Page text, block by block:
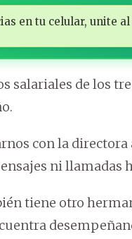
en tu celular, unite
salariales de los
con la
ni llamadas
tiene otro